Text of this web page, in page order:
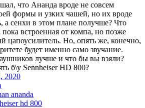
что Ананда вроде не совсем
формы и узких чашей, но их вроде
а сенхи в этом плане получше? Что
пока встроенная от компа, но позже
цапоусилитель. Но, опять же, конечно,
будет именно само звучание.
лучше и что бы вы взяли?
б\у Sennheiser HD 800?
2020
ananda
hd 800